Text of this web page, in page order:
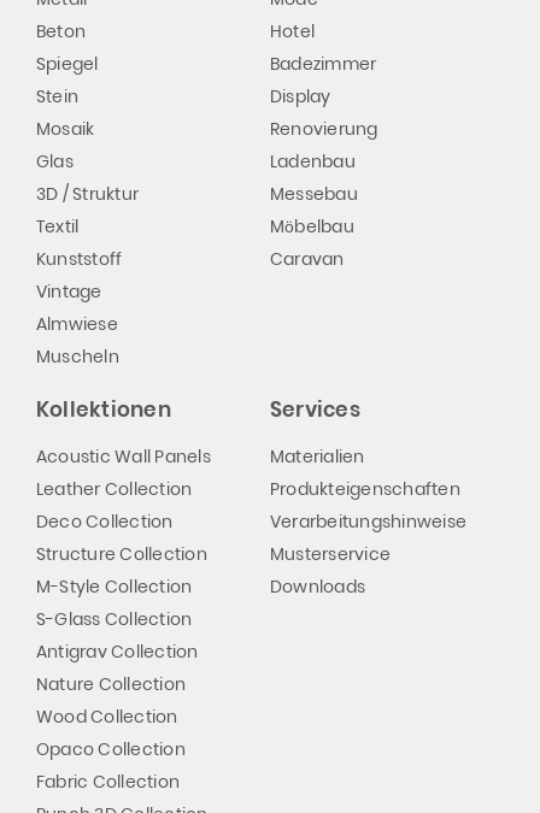
Beton
Spiegel
Stein
Mosaik
Glas
3D / Struktur
Textil
Kunststoff
Vintage
Almwiese
Muscheln
Hotel
Badezimmer
Display
Renovierung
Ladenbau
Messebau
Möbelbau
Caravan
Kollektionen
Acoustic Wall Panels
Leather Collection
Deco Collection
Structure Collection
M-Style Collection
S-Glass Collection
Antigrav Collection
Nature Collection
Wood Collection
Opaco Collection
Fabric Collection
Services
Materialien
Produkteigenschaften
Verarbeitungshinweise
Musterservice
Downloads